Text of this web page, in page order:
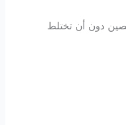
دون أن تختلط